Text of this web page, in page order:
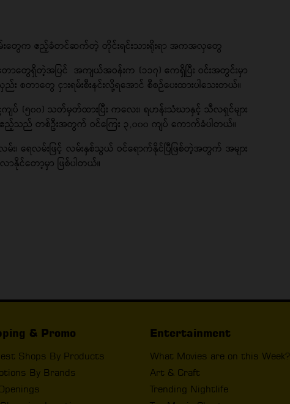
မ်းတွေက ဧည့်ခံတင်ဆက်တဲ့ တိုင်းရင်းသားရိုးရာ အကအလှတွေ
ာတွေရှိတဲ့အပြင် အကျယ်အဝန်းက (၁၁၇) ဧကရှိပြီး ဝင်းအတွင်းမှာ
ည်း စတာတွေ ငှားရမ်းစီးနင်းလို့ရအောင် စီစဉ်ပေးထားပါသေးတယ်။
ျပ် (၅၀၀) သတ်မှတ်ထားပြီး ကလေး၊ ရဟန်းသံဃာနှင့် သီလရှင်များ
းဧည့်သည် တစ်ဦးအတွက် ဝင်ကြေး ၃,၀၀၀ ကျပ် ကောက်ခံပါတယ်။
း၊ ရေလမ်းဖြင့် လမ်းနှစ်သွယ် ဝင်ရောက်နိုင်ပြီဖြစ်တဲ့အတွက် အများ
နိုင်တော့မှာ ဖြစ်ပါတယ်။
& Promo
Shops By Products
By Brands
Entertainment
What Movies are on this Week?
Art & Craft
Trending Nightlife